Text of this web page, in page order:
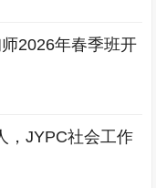
2026年春季班开
，JYPC社会工作